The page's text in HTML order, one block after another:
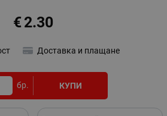
2.30
€
Доставка и плащане
бр. КУПИ